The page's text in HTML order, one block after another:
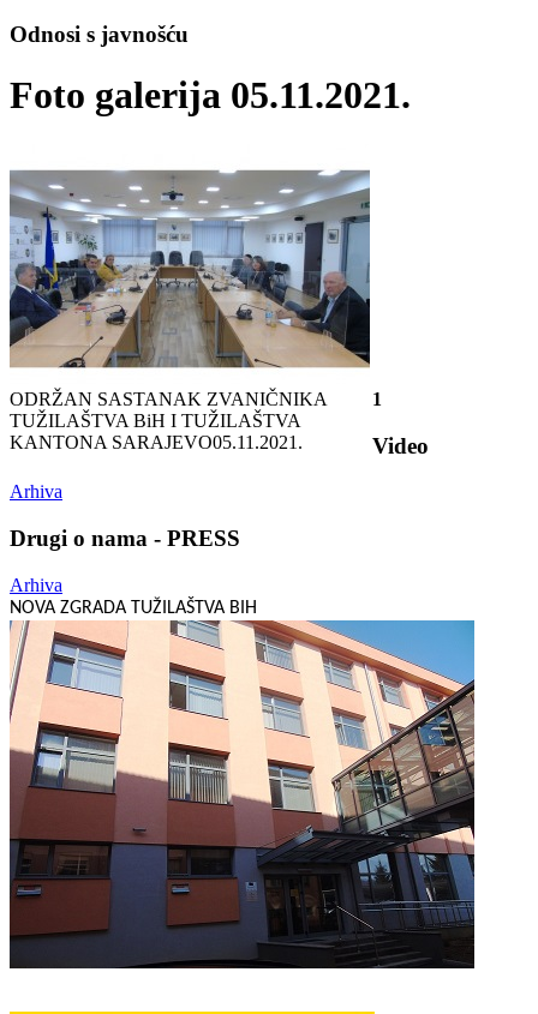
Odnosi s javnošću
Foto galerija 05.11.2021.
ODRŽAN SASTANAK ZVANIČNIKA
TUŽILAŠTVA BiH I TUŽILAŠTVA
KANTONA SARAJEVO05.11.2021.
1
Video
Arhiva
Drugi o nama - PRESS
Arhiva
NOVA ZGRADA TUŽILAŠTVA BIH